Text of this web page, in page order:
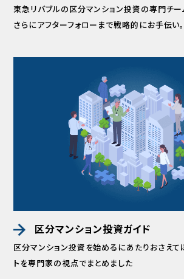
東急リバブルの区分マンション投資の専門チー
さらにアフターフォローまで戦略的にお手伝い。
区分マンション投資ガイド
区分マンション投資を始めるにあたりおさえて
トを専門家の視点でまとめました